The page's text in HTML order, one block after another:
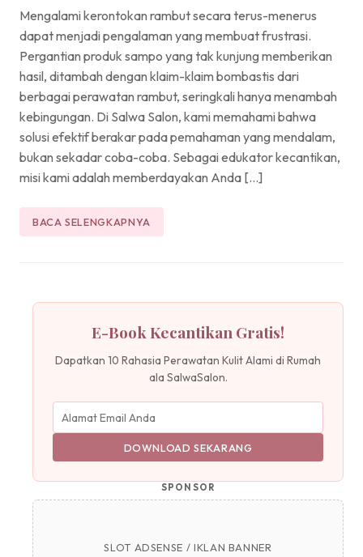
Mengalami kerontokan rambut secara terus-menerus
dapat menjadi pengalaman yang membuat frustrasi.
Pergantian produk sampo yang tak kunjung memberikan
hasil, ditambah dengan klaim-klaim bombastis dari
berbagai perawatan rambut, seringkali hanya menambah
kebingungan. Di Salwa Salon, kami memahami bahwa
solusi efektif berakar pada pemahaman yang mendalam,
bukan sekadar coba-coba. Sebagai edukator kecantikan,
misi kami adalah memberdayakan Anda […]
BACA SELENGKAPNYA
E-Book Kecantikan Gratis!
Dapatkan 10 Rahasia Perawatan Kulit Alami di Rumah
ala SalwaSalon.
DOWNLOAD SEKARANG
SPONSOR
SLOT ADSENSE / IKLAN BANNER